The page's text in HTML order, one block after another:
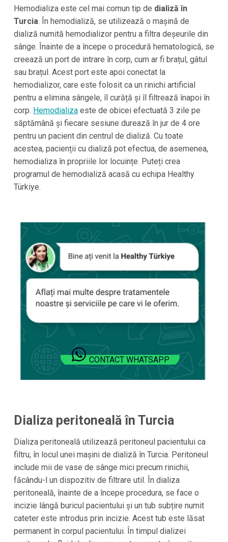
Hemodializa este cel mai comun tip de dializă în
Turcia. În hemodializă, se utilizează o mașină de
dializă numită hemodializor pentru a filtra deșeurile din
sânge. Înainte de a începe o procedură hematologică, se
creează un port de intrare în corp, cum ar fi brațul, gâtul
sau brațul. Acest port este apoi conectat la
hemodializor, care este folosit ca un rinichi artificial
pentru a elimina sângele, îl curăță și îl filtrează înapoi în
corp. Hemodializaeste de obicei efectuată 3 zile pe
săptămână și fiecare sesiune durează în jur de 4 ore
pentru un pacient din centrul de dializă. Cu toate
acestea, pacienții cu dializă pot efectua, de asemenea,
hemodializa în propriile lor locuințe. Puteți crea
programul de hemodializă acasă cu echipa Healthy
Türkiye.
CONTACT WHATSAPP
Dializa peritoneală în Turcia
Dializa peritoneală utilizează peritoneul pacientului ca
filtru, în locul unei mașini de dializă în Turcia. Peritoneul
include mii de vase de sânge mici precum rinichii,
făcându-l un dispozitiv de filtrare util. În dializa
peritoneală, înainte de a începe procedura, se face o
incizie lângă buricul pacientului și un tub subțire numit
cateter este introdus prin incizie. Acest tub este lăsat
permanent în corpul pacientului. În timpul dializei